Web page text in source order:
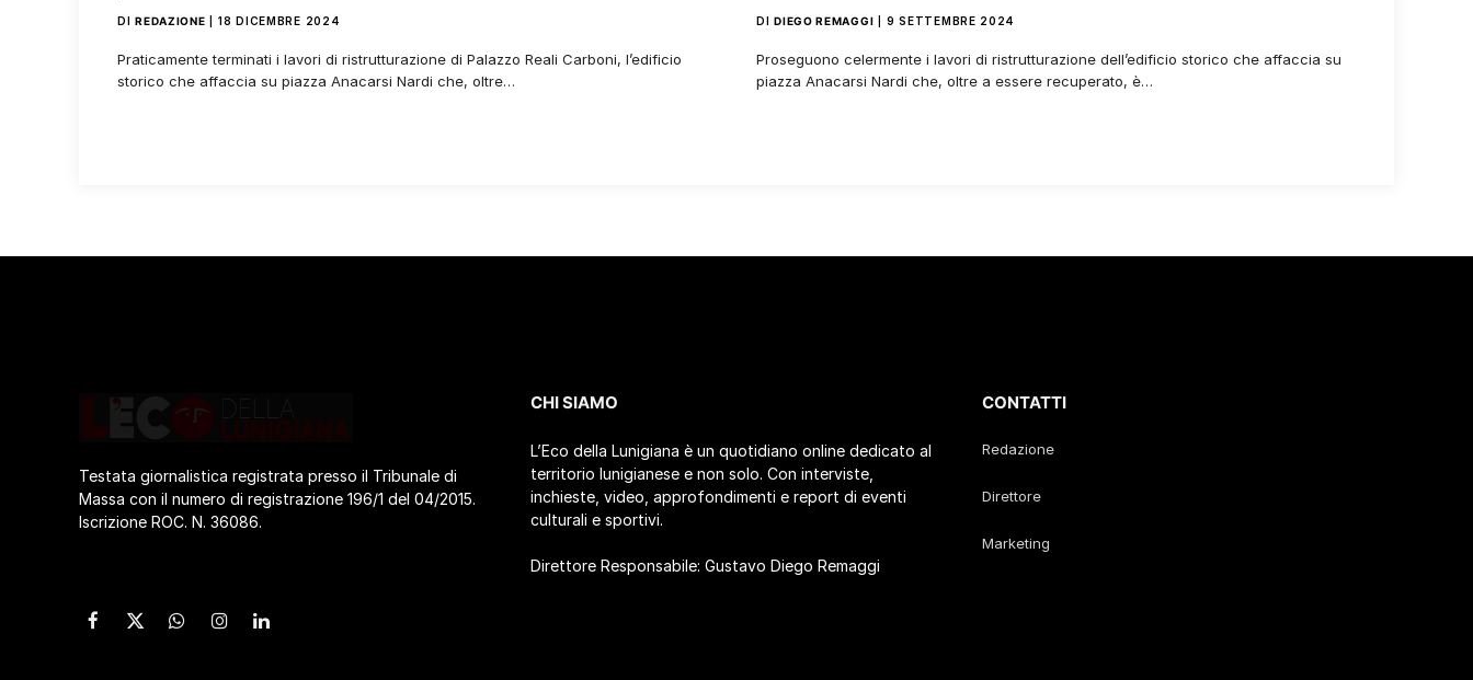
DI REDAZIONE 18 DICEMBRE 2024
Praticamente terminati i lavori di ristrutturazione di Palazzo Reali Carboni, l’edificio
storico che affaccia su piazza Anacarsi Nardi che, oltre…
DI DIEGO REMAGGI 9 SETTEMBRE 2024
Proseguono celermente i lavori di ristrutturazione dell’edificio storico che affaccia su
piazza Anacarsi Nardi che, oltre a essere recuperato, è…
Testata giornalistica registrata presso il Tribunale di
Massa con il numero di registrazione 196/1 del 04/2015.
Iscrizione ROC. N. 36086.
CHI SIAMO
L’Eco della Lunigiana è un quotidiano online dedicato al
territorio lunigianese e non solo. Con interviste,
inchieste, video, approfondimenti e report di eventi
culturali e sportivi.
Direttore Responsabile: Gustavo Diego Remaggi
CONTATTI
Redazione
Direttore
Marketing
Facebook
X
WhatsApp
Instagram
LinkedIn